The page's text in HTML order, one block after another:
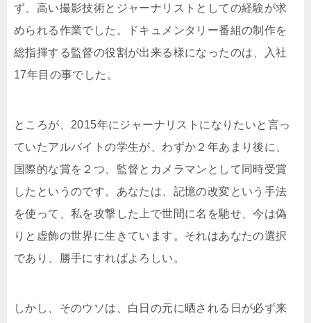
ず、高い撮影技術とジャーナリストとしての経験が求
められる作業でした。ドキュメンタリー番組の制作を
総指揮する監督の役割が出来る様になったのは、入社
17年目の事でした。
ところが、2015年にジャーナリストになりたいと言っ
ていたアルバイトの学生が、わずか２年あまり後に、
国際的な賞を２つ、監督とカメラマンとして同時受賞
したというのです。あなたは、記憶の改変という手法
を使って、私を攻撃した上で世間に名を馳せ、今は偽
りと虚飾の世界に生きています。それはあなたの選択
であり、勝手にすればよろしい。
しかし、そのウソは、白日の元に晒される日が必ず来